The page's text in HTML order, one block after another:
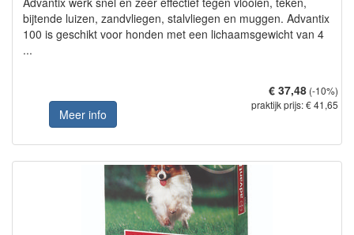
bijtende luizen, zandvliegen, stalvliegen en muggen. Advantix
100 is geschikt voor honden met een lichaamsgewicht van 4
...
Meer info
€ 37,48 (-10%)
praktijk prijs: € 41,65